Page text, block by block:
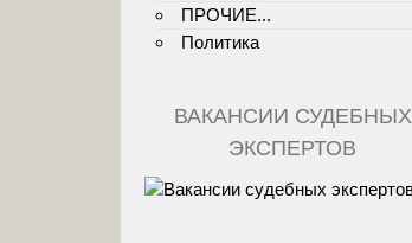
ПРОЧИЕ...
Политика
ВАКАНСИИ СУДЕБНЫХ
ЭКСПЕРТОВ